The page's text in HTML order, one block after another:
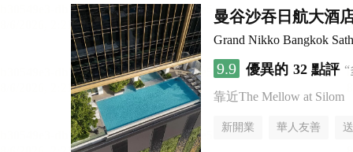
曼谷沙吞日航大酒
Grand Nikko Bangkok
9.9 優異的 32 點評
靠近The Mellow at Silom
新開業 華人友善